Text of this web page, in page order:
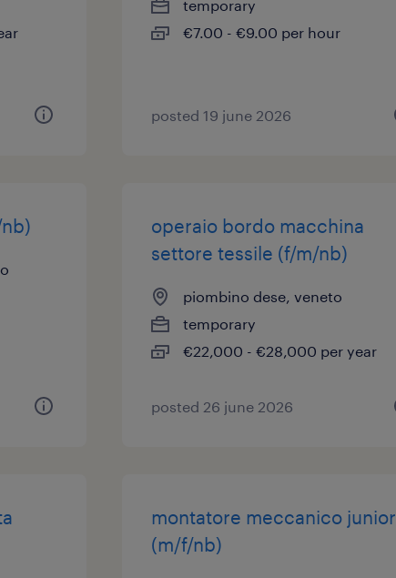
temporary
€7.00 - €9.00 per hour
posted 19 june 2026
operaio bordo macchina
settore tessile (f/m/nb)
piombino dese, veneto
temporary
€22,000 - €28,000 per year
posted 26 june 2026
montatore meccanico junior
(m/f/nb)